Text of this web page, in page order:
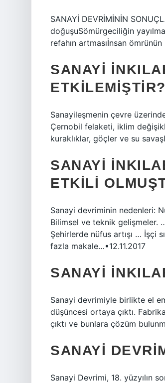
SANAYİ DEVRİMİNİN
doğuşuSömürgeciliğin
refahın artmasıİnsan
SANAYI
ETKILEMIŞTIR?
Sanayileşmenin çevre
Çernobil felaketi, iklim
kuraklıklar, göçler ve su
SANAYI
ETKILI
Sanayi devriminin nedenleri:
Bilimsel ve teknik gelişmeler.
Şehirlerde nüfus artışı … İşçi
fazla makale…•12.11.2017
SANAYI
Sanayi devrimiyle birlikte el
düşüncesi ortaya çıktı.
çıktı ve bunlara çözüm
SANAYI
Sanayi Devrimi, 18. yüzyılın